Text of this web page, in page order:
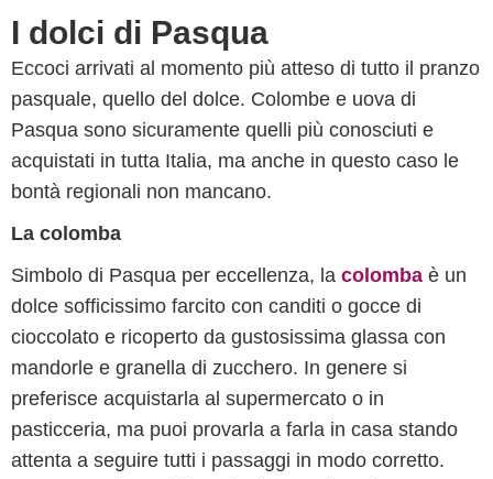
I dolci di Pasqua
Eccoci arrivati al momento più atteso di tutto il pranzo
pasquale, quello del dolce. Colombe e uova di
Pasqua sono sicuramente quelli più conosciuti e
acquistati in tutta Italia, ma anche in questo caso le
bontà regionali non mancano.
La colomba
Simbolo di Pasqua per eccellenza, la colomba è un
dolce sofficissimo farcito con canditi o gocce di
cioccolato e ricoperto da gustosissima glassa con
mandorle e granella di zucchero. In genere si
preferisce acquistarla al supermercato o in
pasticceria, ma puoi provarla a farla in casa stando
attenta a seguire tutti i passaggi in modo corretto.